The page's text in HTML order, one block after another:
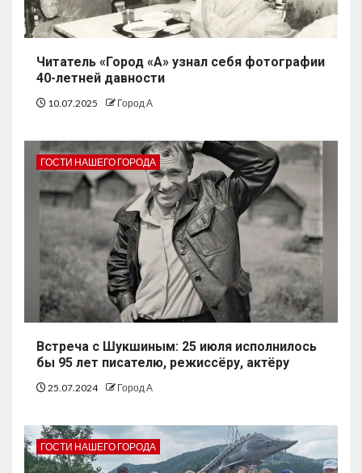
Читатель «Город «А» узнал себя фотографии
40-летней давности
10.07.2025 Город А
ГОСТИ НАШЕГО ГОРОДА
Встреча с Шукшиным: 25 июля исполнилось
бы 95 лет писателю, режиссёру, актёру
25.07.2024 Город А
ГОСТИ НАШЕГО ГОРОДА